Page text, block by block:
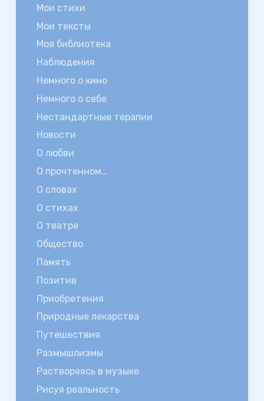
Мои стихи
Мои тексты
Моя библиотека
Наблюдения
Немного о кино
Немного о себе
Нестандартные терапии
Новости
О любви
О прочтенном…
О словах
О стихах
О театре
Общество
Память
Позитив
Приобретения
Природные лекарства
Путешествия
Размышлизмы
Растворяясь в музыке
Рисуя реальность